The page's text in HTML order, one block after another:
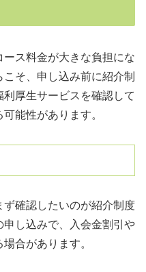
ス料金が大きな負担にな
そ、申し込み前に紹介制
厚生サービスを確認して
能性があります。
ず確認したいのが紹介制度
し込みで、入会金割引や
合があります。